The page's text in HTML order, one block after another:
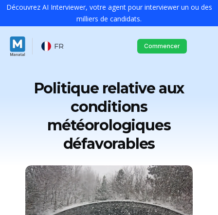
Découvrez AI Interviewer, votre agent pour interviewer un ou des
milliers de candidats.
FR Commencer
Politique relative aux
conditions
météorologiques
défavorables